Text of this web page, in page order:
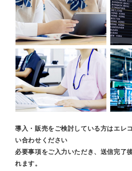
導入・販売をご検討している方はエレ
い合わせください
必要事項をご入力いただき、送信完了
れます。